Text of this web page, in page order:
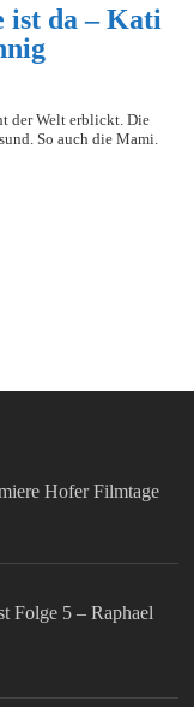
ist da – Kati
der Welt erblickt. Die
So auch die Mami.
Hofer Filmtage
Folge 5 – Raphael